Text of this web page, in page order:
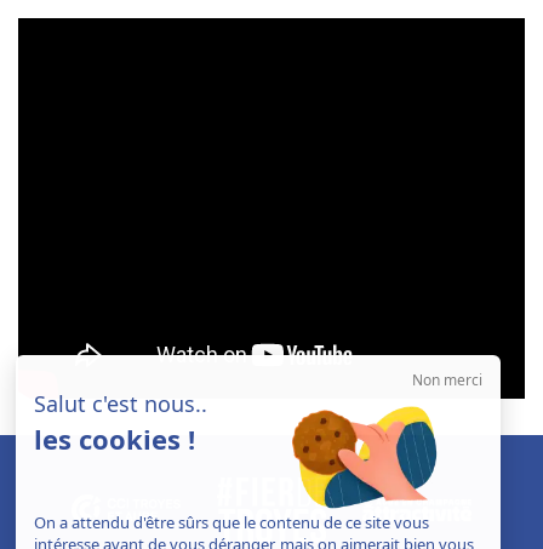
Non merci
Salut c'est nous..
les cookies !
On a attendu d'être sûrs que le contenu de ce site vous
intéresse avant de vous déranger, mais on aimerait bien vous